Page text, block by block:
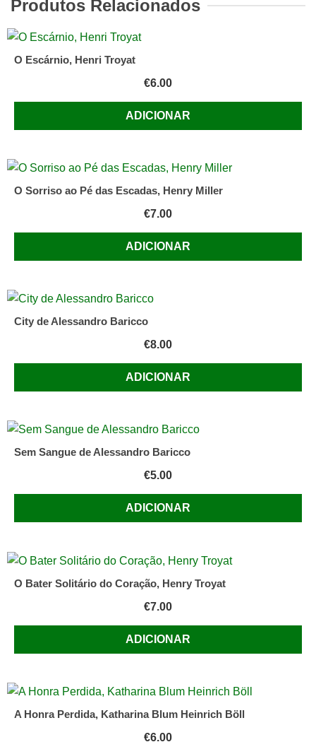
LIVRE
*
Flamand
Produtos Relacionados
O Escárnio, Henri Troyat
€6.00
ADICIONAR
O Sorriso ao Pé das Escadas, Henry Miller
€7.00
ADICIONAR
City de Alessandro Baricco
€8.00
ADICIONAR
Sem Sangue de Alessandro Baricco
€5.00
ADICIONAR
O Bater Solitário do Coração, Henry Troyat
€7.00
ADICIONAR
A Honra Perdida, Katharina Blum Heinrich Böll
€6.00